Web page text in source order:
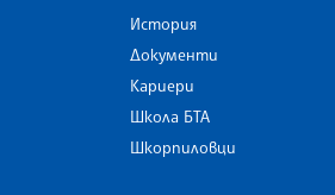
История
Документи
Кариери
Школа БТА
Шкорпиловци